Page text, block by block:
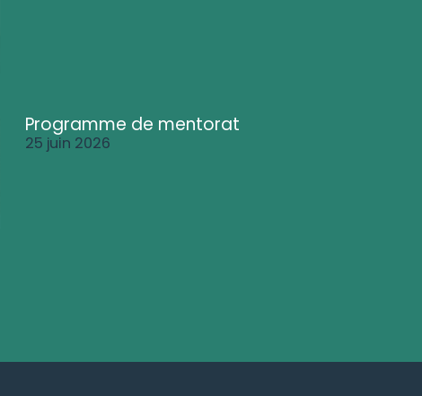
Programme de mentorat
25 juin 2026